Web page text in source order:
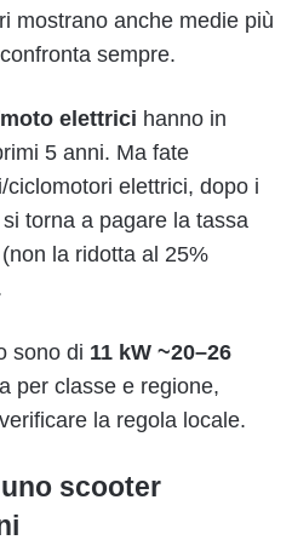
mostrano anche medie più
sempre.
elettrici hanno in
5 anni. Ma fate
elettrici, dopo i
torna a pagare la tassa
la ridotta al 25%
sono di 11 kW ~20–26
per classe e regione,
la regola locale.
scooter